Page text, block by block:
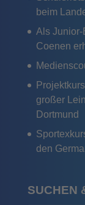
beim
Als Junior-
Coenen
großer
Dortmund
den
SUCHEN